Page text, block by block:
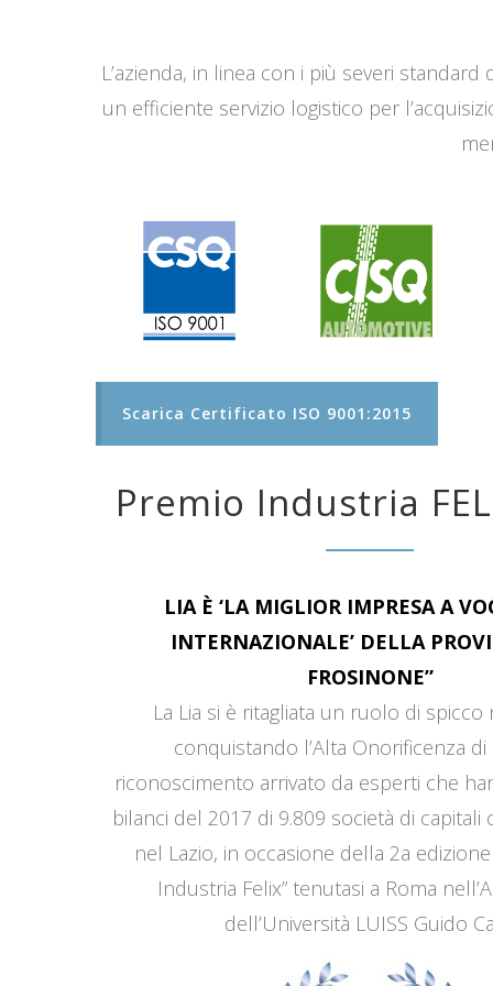
L’azienda, in linea con i più severi
un efficiente servizio logistico per
Scarica Certificato ISO 9001:2015
Premio Industria
LIA È ‘LA MIGLIOR IMPRESA A
INTERNAZIONALE’ DELLA
FROSINONE”
La Lia si è ritagliata un ruolo di
conquistando l’Alta Onorificenza di
riconoscimento arrivato da esperti che
bilanci del 2017 di 9.809 società di capitali
nel Lazio, in occasione della 2a
Industria Felix” tenutasi a Roma
dell’Università LUISS Guido